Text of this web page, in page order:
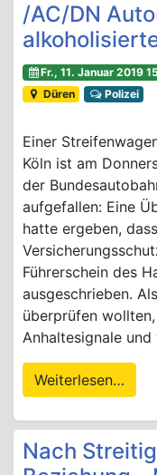
/AC/DN
Fr., 11. Januar 2019
Düren
Polizei
Einer
Köln ist am
der
aufgefallen: Eine
hatte ergeben,
Führerschein des
ausgeschrieben.
überprüfen
Anhaltesignale
Weiterlesen…
Nach